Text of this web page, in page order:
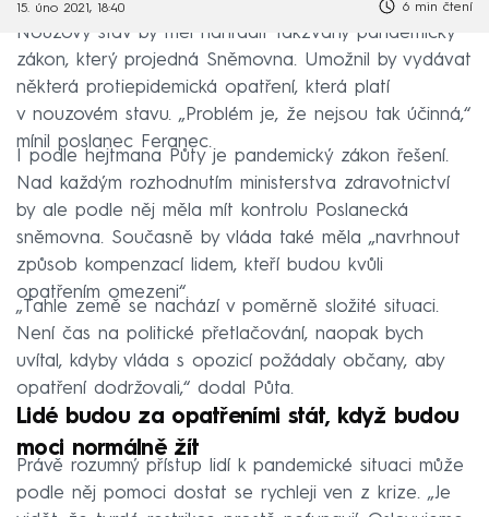
15. úno 2021, 18:40 6 min čtení
Nouzový stav by měl nahradit takzvaný pandemický
zákon, který projedná Sněmovna. Umožnil by vydávat
některá protiepidemická opatření, která platí
v nouzovém stavu. „Problém je, že nejsou tak účinná,“
mínil poslanec Feranec.
I podle hejtmana Půty je pandemický zákon řešení.
Nad každým rozhodnutím ministerstva zdravotnictví
by ale podle něj měla mít kontrolu Poslanecká
sněmovna. Současně by vláda také měla „navrhnout
způsob kompenzací lidem, kteří budou kvůli
opatřením omezeni“.
„Tahle země se nachází v poměrně složité situaci.
Není čas na politické přetlačování, naopak bych
uvítal, kdyby vláda s opozicí požádaly občany, aby
opatření dodržovali,“ dodal Půta.
Lidé budou za opatřeními stát, když budou
moci normálně žít
Právě rozumný přístup lidí k pandemické situaci může
podle něj pomoci dostat se rychleji ven z krize. „Je